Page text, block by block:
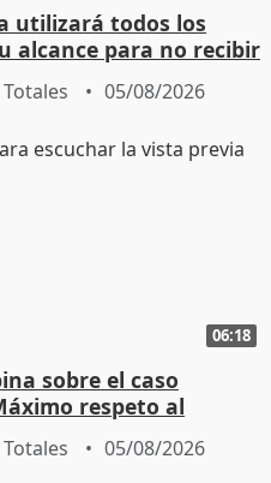
utilizará todos los
alcance para no recibir
migrantes
05/08/2026
06:18
sobre el caso
respeto al
05/08/2026